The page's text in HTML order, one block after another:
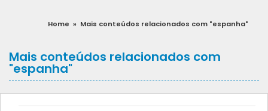
Home » Mais conteúdos relacionados com "espanha"
Mais conteúdos relacionados com
"espanha"